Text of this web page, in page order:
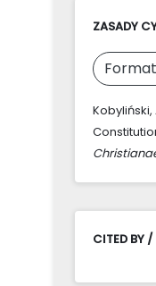
ZASADY
CITED BY /